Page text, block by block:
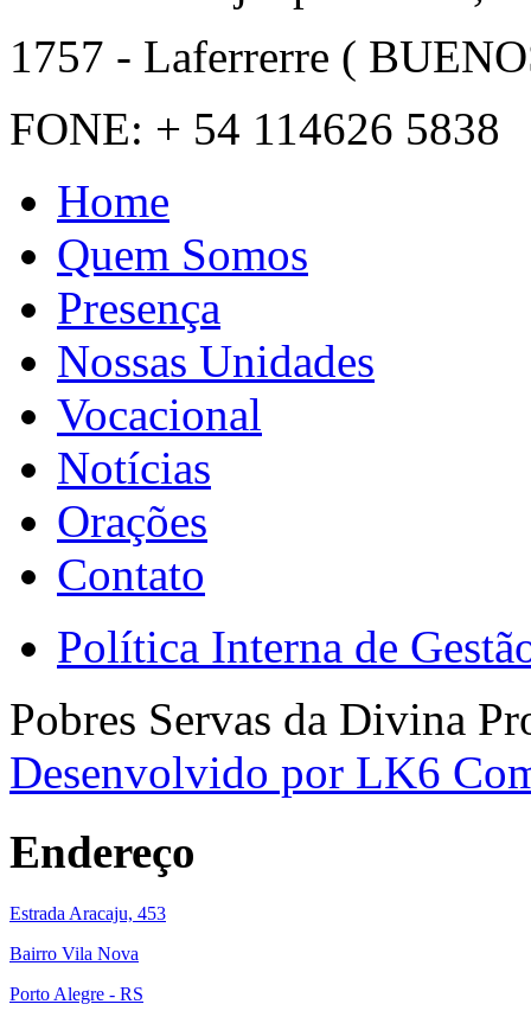
1757 - Laferrerre (
FONE: + 54 114626 5838
Home
Quem Somos
Presença
Nossas Unidades
Vocacional
Notícias
Orações
Contato
Política Interna de
Pobres Servas da Divina
Desenvolvido por LK6
Endereço
Estrada Aracaju, 453
Bairro Vila Nova
Porto Alegre - RS